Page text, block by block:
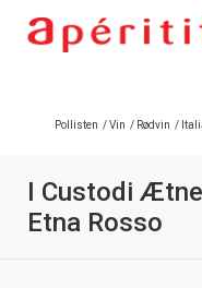
Pollisten /Vin / Rødvin /
I Custodi
Etna Rosso